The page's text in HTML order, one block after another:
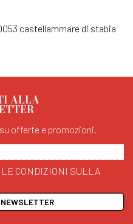
castellammare di stabia
ALLA
offerte e promozioni.
LE CONDIZIONI SULLA